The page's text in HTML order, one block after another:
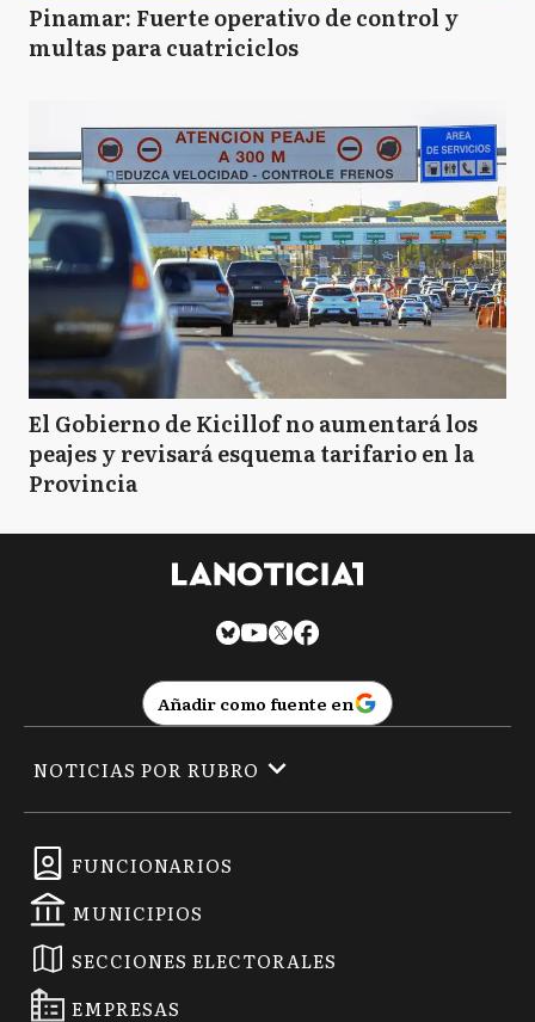
Pinamar: Fuerte operativo de control y
multas para cuatriciclos
El Gobierno de Kicillof no aumentará los
peajes y revisará esquema tarifario en la
Provincia
Añadir como fuente en
FUNCIONARIOS
MUNICIPIOS
SECCIONES ELECTORALES
EMPRESAS
NOTICIAS POR RUBRO